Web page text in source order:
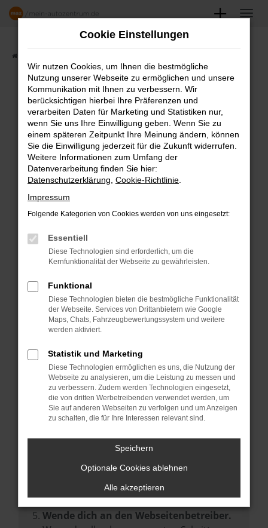
Zum
FAHRZEUGSHOWROOM
Fehler: Network Error
Beim Laden ist ein Fehler aufgetreten.
Hier sind ein paar Tipps, die dir helfen können:
Überprüfe deine Firewall und deine
Laden andere Webseiten, zum Beispiel
deine Suchmaschine?
Manche Erweiterungen, wie Werbeblocker,
können das Laden bestimmter Seiten
verhindern. Funktioniert die Seite in einem
anderen Browser oder in einem privaten
Starte dein Gerät neu.
Das kann manchmal helfen,
vorübergehende Probleme zu beheben.
Stelle sicher, dass dein Browser und dein
Betriebssystem auf dem neuesten Stand
sind.
Veraltete Software birgt nicht nur ein
Sicherheitsrisiko, sondern kann auch dazu
führen, dass bestimmte Funktionen nicht
mehr unterstützt werden.
Wende dich an den Webseitenbetreiber.
Cookie Einstellungen
Wir nutzen Cookies, um Ihnen die bestmögliche
Nutzung unserer Webseite zu ermöglichen und unsere
Kommunikation mit Ihnen zu verbessern. Wir
berücksichtigen hierbei Ihre Präferenzen und
verarbeiten Daten für Marketing und Statistiken nur,
wenn Sie uns Ihre Einwilligung geben. Wenn Sie zu
einem späteren Zeitpunkt Ihre Meinung ändern, können
Sie die Einwilligung jederzeit für die Zukunft widerrufen.
Weitere Informationen zum Umfang der
Datenverarbeitung finden Sie hier:
Datenschutzerklärung Cookie-Richtlinie
Impressum
Folgende Kategorien von Cookies werden von uns eingesetzt:
Essentiell
Diese Technologien sind erforderlich, um die
Kernfunktionalität der Webseite zu gewährleisten.
Funktional
Diese Technologien bieten die bestmögliche Funktionalität
der Webseite. Services von Drittanbietern wie Google
Maps, Chats, Fahrzeugbewertungssystem und weitere
werden aktiviert.
Statistik und Marketing
Diese Technologien ermöglichen es uns, die Nutzung der
Webseite zu analysieren, um die Leistung zu messen und
zu verbessern. Zudem werden Technologien eingesetzt,
die von dritten Werbetreibenden verwendet werden, um
Sie auf anderen Webseiten zu verfolgen und um Anzeigen
zu schalten, die für Ihre Interessen relevant sind.
Speichern
Optionale Cookies ablehnen
Alle akzeptieren